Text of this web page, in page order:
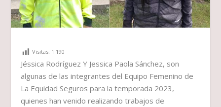
Visitas: 1.190
Jéssica Rodríguez Y Jessica Paola Sánchez, son
algunas de las integrantes del Equipo Femenino de
La Equidad Seguros para la temporada 2023,
quienes han venido realizando trabajos de